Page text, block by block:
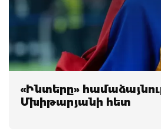
«Ինտերը»
Մխիթարյանի հետ